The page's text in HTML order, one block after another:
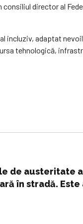
director al
adaptat
tehnologică,
de austeritate
în stradă.